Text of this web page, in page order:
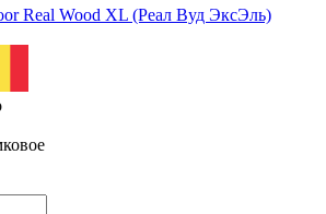
Real Wood XL (Реал Вуд ЭксЭль)